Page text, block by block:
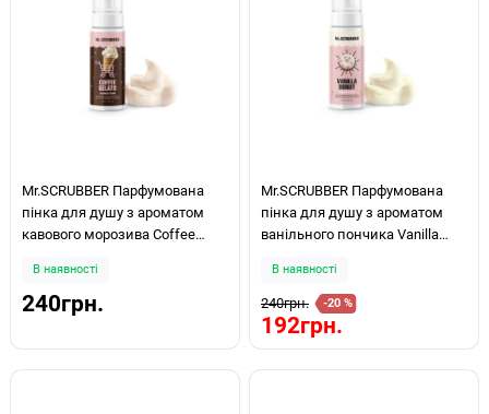
Mr.SCRUBBER Парфумована
пінка для душу з ароматом
кавового морозива Coffee
В наявності
240грн.
Mr.SCRUBBER Парфумована
пінка для душу з ароматом
ванільного пончика Vanilla
В наявності
240грн. -20 %
192грн.